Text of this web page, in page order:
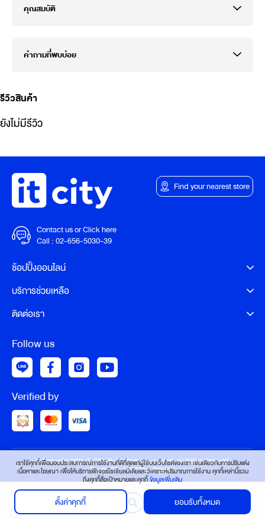
คุณสมบัติ
คำถามที่พบบ่อย
รีวิวสินค้า
ยังไม่มีรีวิว
Contact us or Click here
Call :02-656-5030-39
Find your nearest store
ช้อปปิ้งออนไลน์
บริการช่วยเหลือ
ติดต่อเรา
Follow us
Verified by
© Copyright 2021 IT CITY Public Company Limited. All Rights Reserved.
Powered by Harmonyx Solution
เราใช้คุกกี้เพื่อมอบประสบการณ์การใช้งานที่ดีที่สุดแก่ผู้ใช้บนเว็บไซต์ของเรา เช่นเดียวกับการปรับแต่ง
เนื้อหาและโฆษณา เพื่อให้บริการฟีเจอร์โซเชียลมีเดียและวิเคราะห์ปริมาณการใช้งาน คุกกี้เหล่านี้รวม
ถึงคุกกี้สื่อเป้าหมายและคุกกี้ข้อมูลเพิ่มเติม
ตั้งค่าคุกกี้ ยอมรับทั้งหมด